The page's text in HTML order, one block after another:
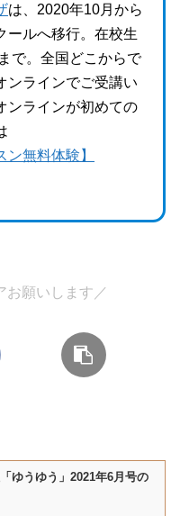
は、2020年10月から
ールへ移行。在校生
で。全国どこからで
ンラインでご受講い
ンラインが初めての
ン無料体験】
お願いします／
ゆうゆう」2021年6月号の